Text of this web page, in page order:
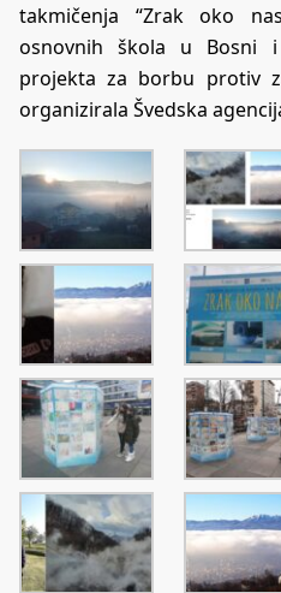
takmičenja “Zrak oko
osnovnih škola u Bosni
projekta za borbu protiv
organizirala Švedska